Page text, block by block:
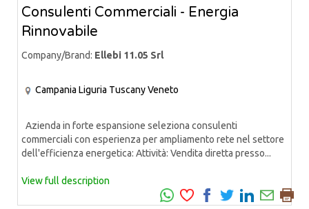
Consulenti Commerciali - Energia
Rinnovabile
Company/Brand: Ellebi 11.05 Srl
Campania Liguria TuscanyVeneto
Azienda in forte espansione seleziona consulenti
commerciali con esperienza per ampliamento rete nel settore
dell'efficienza energetica: Attività: Vendita diretta presso...
View full description